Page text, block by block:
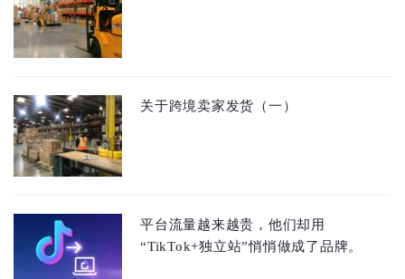
关于跨境卖家发货（一）
平台流量越来越贵，他们却用
“TikTok+独立站”悄悄做成了品牌。